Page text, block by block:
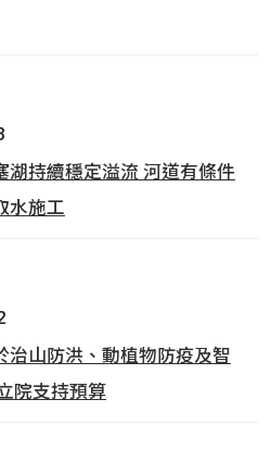
湖持續穩定溢流 河道有條件
水施工
治山防洪、動植物防疫及智
院支持預算